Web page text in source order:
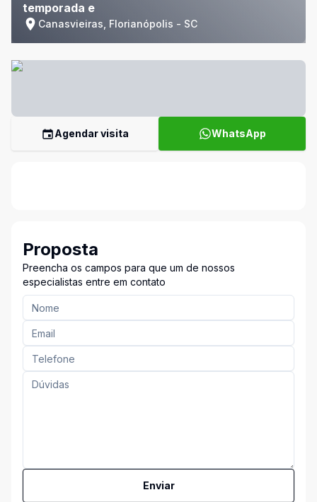
temporada e
Canasvieiras, Florianópolis - SC
Agendar visita WhatsApp
Proposta
Preencha os campos para que um de nossos
especialistas entre em contato
Enviar